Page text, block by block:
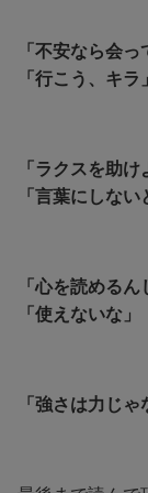
「不安なら会っ
「行こう、キラ」
「ラクスを助け
「言葉にしな
「心を読めるん
「使えないな」
「強さは力じゃ